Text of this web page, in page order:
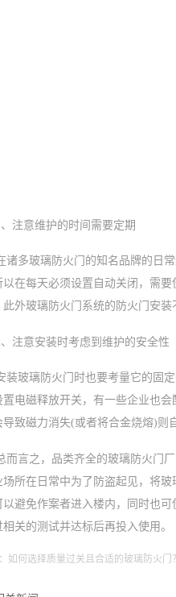
、注意维护的时间需要定期
诸多玻璃防火门的知名品牌的日
以在每天必须设置自动关闭，需
此外玻璃防火门系统的防火门安装
、注意安装时考虑到维护的安全性
装玻璃防火门时也要考量它的固
置电磁释放开关，有一些企业也
导致磁力消失(或者将合金烧熔)则
而言之，品类齐全的玻璃防火门
场所在日常中为了防盗起见，将
以避免作案者进入楼内，同时也
相关的测试并达标后再投入使用。
如何选择质量过关且合适的玻璃防火门？